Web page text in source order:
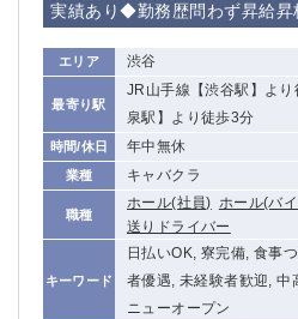
実績あり◆勤務歴問わず昇給
エリア 渋谷
最寄り駅
JR山手線【渋谷駅】よ
泉駅】より徒歩3分
時間/休日 年中無休
業種 キャバクラ
職種
ホール(社員) ホール(バ
送りドライバー
キーワード
日払いOK, 寮完備, 食事
者優遇, 未経験者歓迎, 中
ニューオープン
関内
横浜
川崎
本厚木
新横浜
平塚
武蔵小杉
小田原
関内・馬車道・日ノ出町 武蔵新
元住吉
茅ヶ崎
戸塚
たまプ